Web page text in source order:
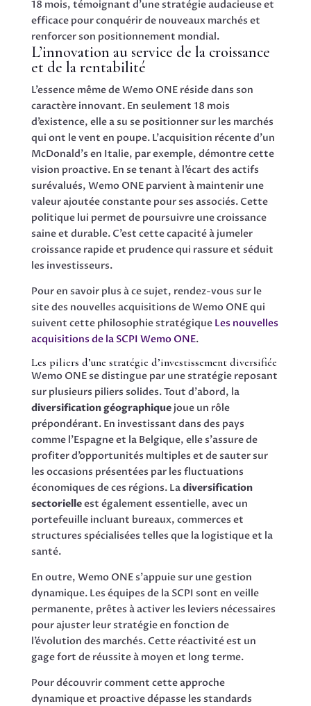
L’innovation au service de la croissance
et de la rentabilité
L’essence même de Wemo ONE réside dans son
caractère innovant. En seulement 18 mois
d’existence, elle a su se positionner sur les marchés
qui ont le vent en poupe. L’acquisition récente d’un
McDonald’s en Italie, par exemple, démontre cette
vision proactive. En se tenant à l’écart des actifs
surévalués, Wemo ONE parvient à maintenir une
valeur ajoutée constante pour ses associés. Cette
politique lui permet de poursuivre une croissance
saine et durable. C’est cette capacité à jumeler
croissance rapide et prudence qui rassure et séduit
les investisseurs.
Pour en savoir plus à ce sujet, rendez-vous sur le
site des nouvelles acquisitions de Wemo ONE qui
suivent cette philosophie stratégique Les nouvelles
acquisitions de la SCPI Wemo ONE.
Les piliers d’une stratégie d’investissement diversifiée
Wemo ONE se distingue par une stratégie reposant
sur plusieurs piliers solides. Tout d’abord, la
diversification géographiquejoue un rôle
prépondérant. En investissant dans des pays
comme l’Espagne et la Belgique, elle s’assure de
profiter d’opportunités multiples et de sauter sur
les occasions présentées par les fluctuations
économiques de ces régions. Ladiversification
sectorielleest également essentielle, avec un
portefeuille incluant bureaux, commerces et
structures spécialisées telles que la logistique et la
santé.
En outre, Wemo ONE s’appuie sur une gestion
dynamique. Les équipes de la SCPI sont en veille
permanente, prêtes à activer les leviers nécessaires
pour ajuster leur stratégie en fonction de
l’évolution des marchés. Cette réactivité est un
gage fort de réussite à moyen et long terme.
Pour découvrir comment cette approche
dynamique et proactive dépasse les standards